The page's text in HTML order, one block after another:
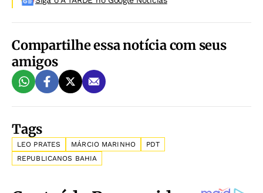
Compartilhe essa notícia com seus
amigos
Tags
LEO PRATES MÁRCIO MARINHO
PDT
REPUBLICANOS BAHIA